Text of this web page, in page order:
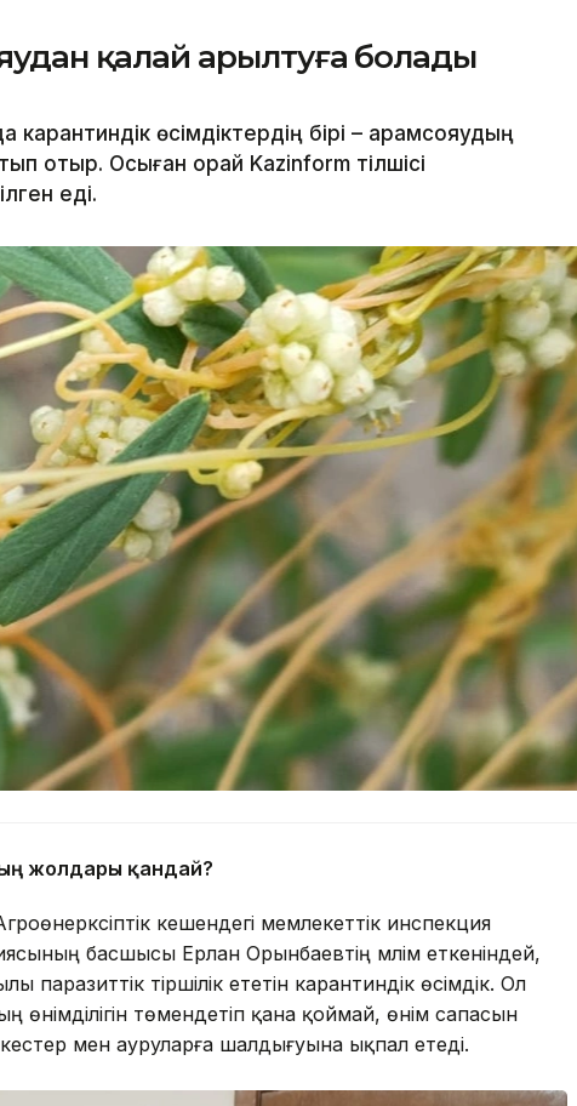
қалай арылтуға болады
карантиндік өсімдіктердің бірі – арамсояудың
отыр. Осыған орай Kazinform тілшісі
еді.
жолдары қандай?
кешендегі мемлекеттік инспекция
басшысы Ерлан Орынбаевтің мәлім еткеніндей,
паразиттік тіршілік ететін карантиндік өсімдік. Ол
төмендетіп қана қоймай, өнім сапасын
мен ауруларға шалдығуына ықпал етеді.